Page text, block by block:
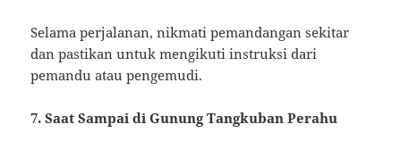
Selama perjalanan, nikmati pemandangan sekitar
dan pastikan untuk mengikuti instruksi dari
pemandu atau pengemudi.
7. Saat Sampai di Gunung Tangkuban Perahu